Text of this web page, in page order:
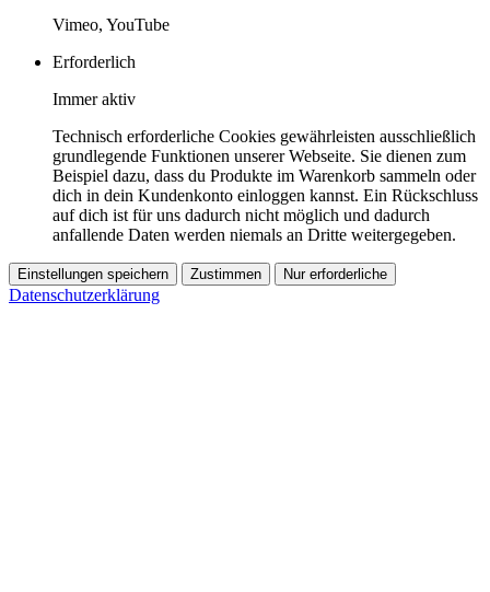
Vimeo, YouTube
Erforderlich
Immer aktiv
Technisch erforderliche Cookies gewährleisten ausschließlich
grundlegende Funktionen unserer Webseite. Sie dienen zum
Beispiel dazu, dass du Produkte im Warenkorb sammeln oder
dich in dein Kundenkonto einloggen kannst. Ein Rückschluss
auf dich ist für uns dadurch nicht möglich und dadurch
anfallende Daten werden niemals an Dritte weitergegeben.
Einstellungen speichern Zustimmen Nur erforderliche
Datenschutzerklärung